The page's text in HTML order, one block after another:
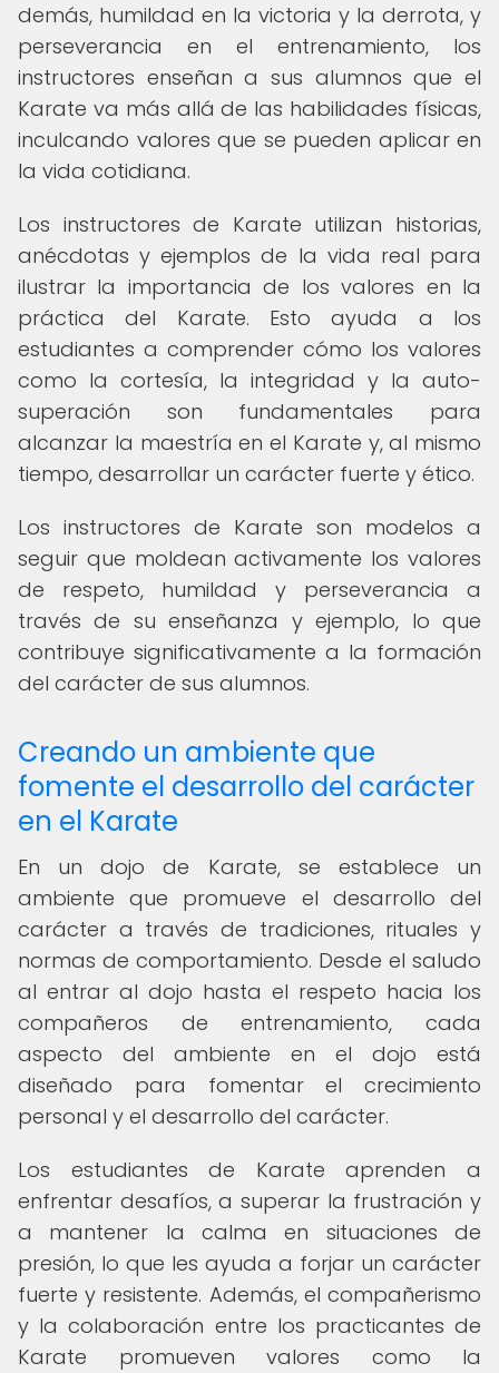
demás, humildad en la victoria y la derrota, y
perseverancia en el entrenamiento, los
instructores enseñan a sus alumnos que el
Karate va más allá de las habilidades físicas,
inculcando valores que se pueden aplicar en
la vida cotidiana.
Los instructores de Karate utilizan historias,
anécdotas y ejemplos de la vida real para
ilustrar la importancia de los valores en la
práctica del Karate. Esto ayuda a los
estudiantes a comprender cómo los valores
como la cortesía, la integridad y la auto-
superación son fundamentales para
alcanzar la maestría en el Karate y, al mismo
tiempo, desarrollar un carácter fuerte y ético.
Los instructores de Karate son modelos a
seguir que moldean activamente los valores
de respeto, humildad y perseverancia a
través de su enseñanza y ejemplo, lo que
contribuye significativamente a la formación
del carácter de sus alumnos.
Creando un ambiente que
fomente el desarrollo del carácter
en el Karate
En un dojo de Karate, se establece un
ambiente que promueve el desarrollo del
carácter a través de tradiciones, rituales y
normas de comportamiento. Desde el saludo
al entrar al dojo hasta el respeto hacia los
compañeros de entrenamiento, cada
aspecto del ambiente en el dojo está
diseñado para fomentar el crecimiento
personal y el desarrollo del carácter.
Los estudiantes de Karate aprenden a
enfrentar desafíos, a superar la frustración y
a mantener la calma en situaciones de
presión, lo que les ayuda a forjar un carácter
fuerte y resistente. Además, el compañerismo
y la colaboración entre los practicantes de
Karate promueven valores como la